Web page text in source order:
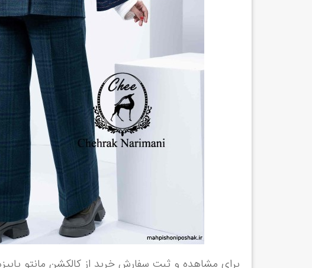
برای مشاهده و ثبت سفارش خرید از کالکشن مانتو